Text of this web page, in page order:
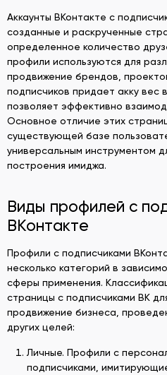
Аккаунты ВКонтакте с
созданные и раскрученные
определенное количество
профили используются для
продвижение брендов,
подписчиков придает акку вес
позволяет эффективно
Основное отличие этих
существующей базе
универсальным инструментом
построения имиджа.
Виды профилей с
ВКонтакте
Профили с подписчиками
несколько категорий в
сферы применения.
страницы с подписчиками ВК
продвижение бизнеса,
других целей:
Личные. Профили с
подписчиками,